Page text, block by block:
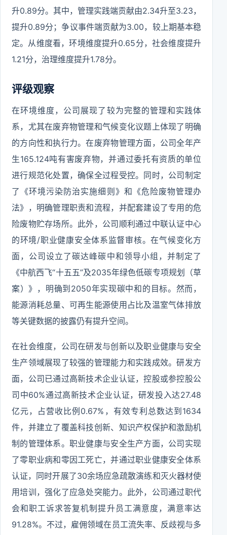
升0.89分。其中，管理实践端贡献由2.34升至3.23，
提升0.89分；争议事件端贡献为3.00，较上期基本稳
定。从维度看，环境维度提升0.65分，社会维度提升
1.21分，治理维度提升1.78分。
评级观察
在环境维度，公司展现了较为完整的管理和实践体
系，尤其在废弃物管理和气候变化议题上体现了明确
的方向性和执行力。在废弃物管理方面，公司全年产
生165.124吨有害废弃物，并通过委托有资质的单位
进行规范化处置，确保全过程受控。同时，公司制定
了《环境污染防治实施细则》和《危险废物管理办
法》，明确管理职责和流程，并配套建设了专用的危
险废物贮存场所。此外，公司顺利通过中联认证中心
的环境/职业健康安全体系监督审核。在气候变化方
面，公司设立了碳达峰碳中和领导小组，并制定了
《中航西飞“十五五”及2035年绿色低碳专项规划（草
案）》，明确到2050年实现碳中和的目标。然而，
能源消耗总量、可再生能源使用占比及温室气体排放
等关键数据的披露仍有提升空间。
在社会维度，公司在研发与创新以及职业健康与安全
生产领域展现了较强的管理能力和实践成效。研发方
面，公司已通过高新技术企业认证，控股或参控股公
司中60%通过高新技术企业认证，研发投入达27.48
亿元，占营收比例0.67%，有效专利总数达到1634
件，并建立了覆盖科技创新、知识产权保护和激励机
制的管理体系。职业健康与安全生产方面，公司实现
了零职业病和零因工死亡，并通过职业健康安全体系
认证，同时开展了30余场应急疏散演练和灭火器材使
用培训，强化了应急处突能力。此外，公司通过职代
会和职工诉求答复机制提升员工满意度，满意率达
91.28%。不过，雇佣领域在员工流失率、反歧视与多